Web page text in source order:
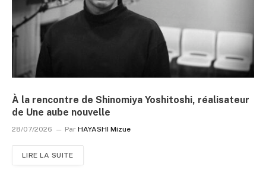
À la rencontre de Shinomiya Yoshitoshi, réalisateur
de Une aube nouvelle
28/07/2026 Par HAYASHI Mizue
LIRE LA SUITE